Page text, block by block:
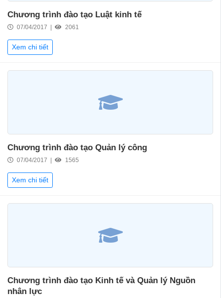
Chương trình đào tạo Luật kinh tế
07/04/2017 | 2061
Xem chi tiết
Chương trình đào tạo Quản lý công
07/04/2017 | 1565
Xem chi tiết
Chương trình đào tạo Kinh tế và Quản lý Nguồn
nhân lực